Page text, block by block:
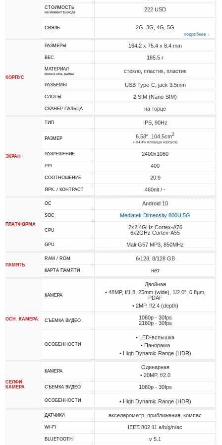
СТОИМОСТЬ
на момент выхода 222 USD
СВЯЗЬ 2G, 3G, 4G, 5G
подробнее ↓
КОРПУС
РАЗМЕРЫ 164.2 x 75.4 x 8.4 mm
ВЕС 185.5 г
МАТЕРИАЛ
фронт, низ, рамка стекло, пластик, пластик
РАЗЪЕМЫ USB Type-C, jack 3.5mm
СЛОТЫ 2 SIM (Nano-SIM)
СКАНЕР ПАЛЬЦА на торце
ЭКРАН
ТИП IPS, 90Hz
РАЗМЕР 6.58", 104.5cm2
(~84.4% площади корпуса)
РАЗРЕШЕНИЕ 2400x1080
PPI 400
СООТНОШЕНИЕ 20:9
ЯРК. / КОНТРАСТ 460nit / -
ПЛАТФОРМА
ОС Android 10
SOC Mediatek Dimensity 800U 5G
CPU
2x2.4GHz Cortex-A76
6x2GHz Cortex-A55
GPU Mali-G57 MP3, 850MHz
ПАМЯТЬ
RAM / ROM 6/128, 8/128 GB
КАРТА ПАМЯТИ нет
ОСН. КАМЕРА
КАМЕРА
Двойная
• 48MP, f/1.8, 25mm (wide), 1/2.0", 0.8µm,
PDAF
• 2MP, f/2.4 (depth)
СЪЕМКА ВИДЕО
1080p - 30fps
2160p - 30fps
ОСОБЕННОСТИ
• LED-вспышка
• Панорама
• High Dynamic Range (HDR)
СЕЛФИ
КАМЕРА
КАМЕРА
Одинарная
• 20MP, f/2.0
СЪЕМКА ВИДЕО 1080p - 30fps
ОСОБЕННОСТИ • High Dynamic Range (HDR)
ДАТЧИКИ акселерометр, приближения, компас
WI-FI IEEE 802.11 a/b/g/n/ac
BLUETOOTH v 5.1